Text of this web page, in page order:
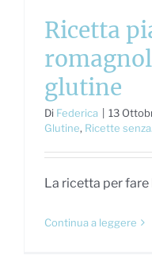
Ricetta
glutine
Di Federica 13
Glutine, Ricette
La ricetta per fare
Continua a leggere